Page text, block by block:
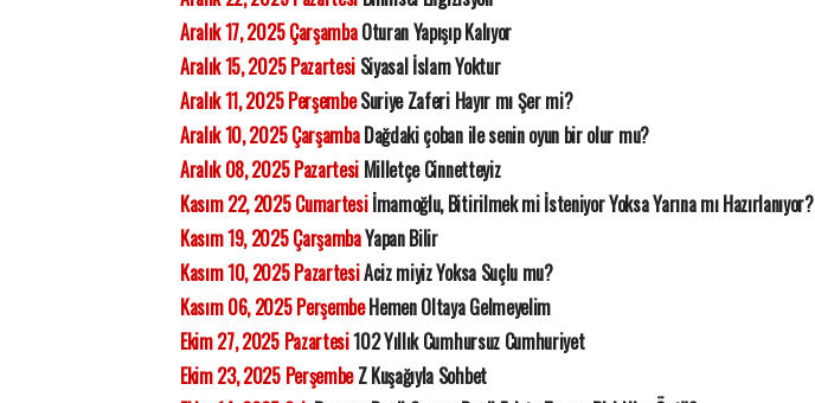
Aralık 17, 2025 ÇarşambaOturan Yapışıp Kalıyor
Aralık 15, 2025 Pazartesi Siyasal İslam Yoktur
Aralık 11, 2025 PerşembeSuriye Zaferi Hayır mı Şer mi?
Aralık 10, 2025 ÇarşambaDağdaki çoban ile senin oyun bir olur mu?
Aralık 08, 2025 Pazartesi Milletçe Cinnetteyiz
Kasım 22, 2025 Cumartesiİmamoğlu, Bitirilmek mi İsteniyor Yoksa Yarına mı Hazırlanıyor?
Kasım 19, 2025 ÇarşambaYapan Bilir
Kasım 10, 2025 PazartesiAciz miyiz Yoksa Suçlu mu?
Kasım 06, 2025 PerşembeHemen Oltaya Gelmeyelim
Ekim 27, 2025 Pazartesi102 Yıllık Cumhursuz Cumhuriyet
Ekim 23, 2025 PerşembeZ Kuşağıyla Sohbet